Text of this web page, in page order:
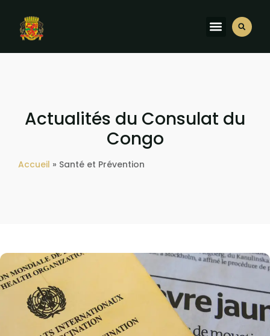
Actualités du Consulat du
Congo
Accueil » Santé et Prévention